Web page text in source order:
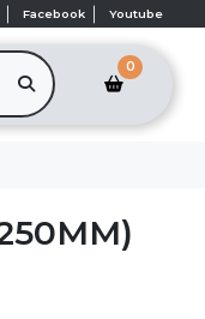
Facebook Youtube
0